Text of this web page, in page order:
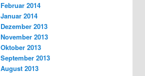
Februar 2014
Januar 2014
Dezember 2013
November 2013
Oktober 2013
September 2013
August 2013